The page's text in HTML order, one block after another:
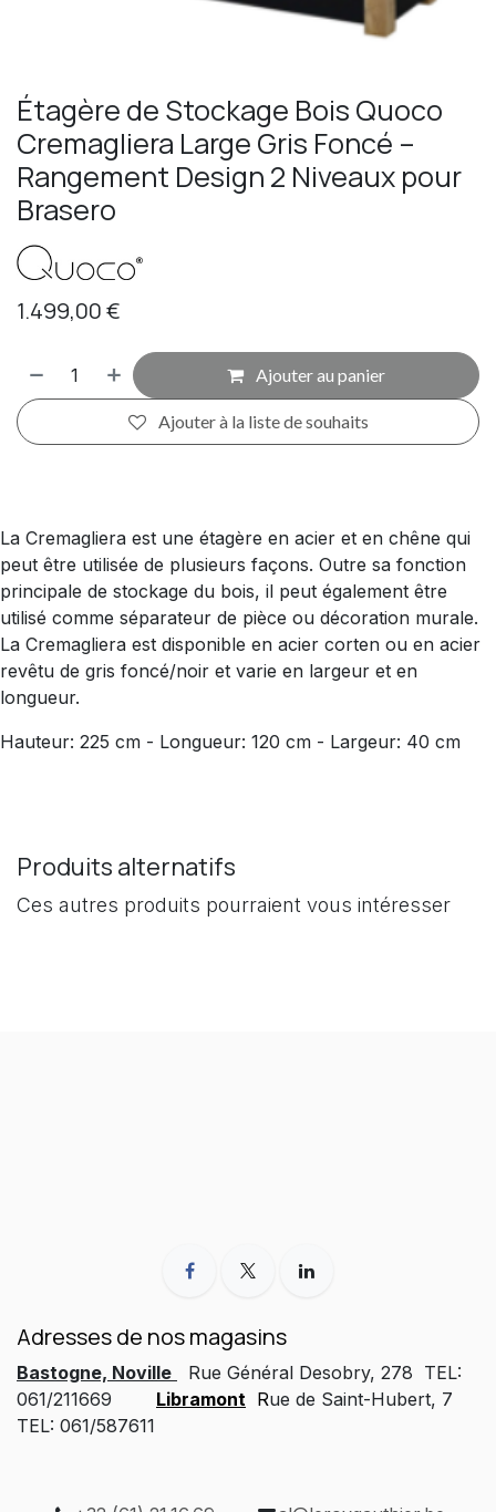
Étagère de Stockage Bois Quoco
Cremagliera Large Gris Foncé –
Rangement Design 2 Niveaux pour
Brasero
1.499,00€
Ajouter au panier
Ajouter à la liste de souhaits
La Cremagliera est une étagère en acier et en chêne qui
peut être utilisée de plusieurs façons. Outre sa fonction
principale de stockage du bois, il peut également être
utilisé comme séparateur de pièce ou décoration murale.
La Cremagliera est disponible en acier corten ou en acier
revêtu de gris foncé/noir et varie en largeur et en
longueur.
Hauteur: 225 cm - Longueur: 120 cm - Largeur: 40 cm
Produits alternatifs
Ces autres produits pourraient vous intéresser
Adresses de nos magasins
Bastogne, Noville
Rue Général Desobry, 278 TEL:
061/211669
Libramont Rue de Saint-Hubert, 7
TEL: 061/587611